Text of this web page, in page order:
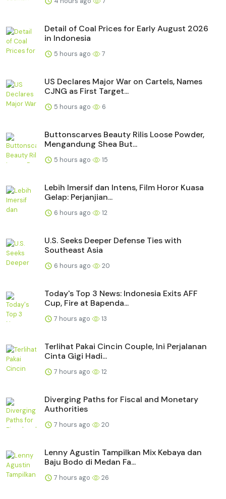
Detail of Coal Prices for Early August 2026
in Indonesia
5 hours ago 7
US Declares Major War on Cartels, Names
CJNG as First Target...
5 hours ago 6
Buttonscarves Beauty Rilis Loose Powder,
Mengandung Shea But...
5 hours ago 15
Lebih Imersif dan Intens, Film Horor Kuasa
Gelap: Perjanjian...
6 hours ago 12
U.S. Seeks Deeper Defense Ties with
Southeast Asia
6 hours ago 20
Today's Top 3 News: Indonesia Exits AFF
Cup, Fire at Bapenda...
7 hours ago 13
Terlihat Pakai Cincin Couple, Ini Perjalanan
Cinta Gigi Hadi...
7 hours ago 12
Diverging Paths for Fiscal and Monetary
Authorities
7 hours ago 20
Lenny Agustin Tampilkan Mix Kebaya dan
Baju Bodo di Medan Fa...
7 hours ago 26